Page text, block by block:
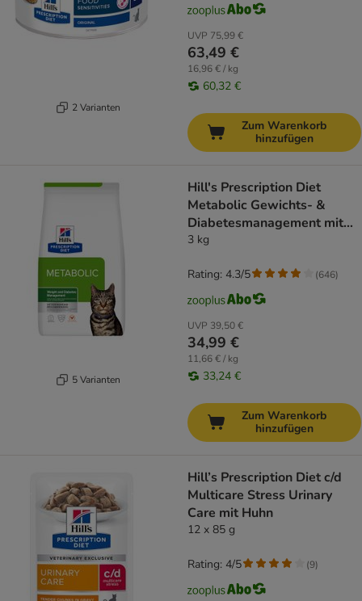
2 Varianten
UVP 75,99 €
63,49 €
16,96 € / kg
60,32 €
Zum Warenkorb
hinzufügen
5 Varianten
Hill's Prescription Diet
Metabolic Gewichts- &
Diabetesmanagement mit
Huhn
3 kg
UVP 39,50 €
34,99 €
11,66 € / kg
33,24 €
Rating: 4.3/5 (646)
Zum Warenkorb
hinzufügen
Hill’s Prescription Diet c/d
Multicare Stress Urinary
Care mit Huhn
12 x 85 g
Rating: 4/5 (9)